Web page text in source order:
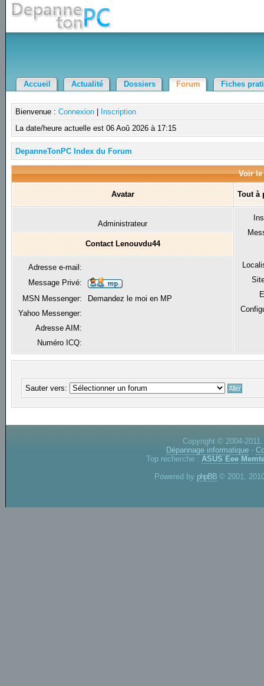
Accueil Actualité Dossiers Forum Fiches
Bienvenue :Connexion
Inscription
La date/heure actuelle est 06 Aoû 2026 à 17:15
DepanneTonPC Index du Forum
Voir
Avatar Tout à
Administrateur
Contact Lenouvdu44
Adresse e-mail:
Message Privé:
MSN Messenger:
Demandez le moi en MP
Yahoo Messenger:
Adresse AIM:
Numéro ICQ:
Sauter vers:
Copyright © 2004-
Dépannage informatique -
Top recherche : ASUS Eee
Powered by phpBB © 2001,